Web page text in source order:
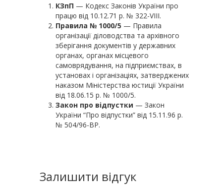
КЗпП — Кодекс Законів України про
працю від 10.12.71 р. № 322-VІІІ.
Правила № 1000/5 — Правила
організації діловодства та архівного
зберігання документів у державних
органах, органах місцевого
самоврядування, на підприємствах, в
установах і організаціях, затверджених
наказом Міністерства юстиції України
від 18.06.15 р. № 1000/5.
Закон про відпустки — Закон
України “Про відпустки” від 15.11.96 р.
№ 504/96-ВР.
Залишити відгук